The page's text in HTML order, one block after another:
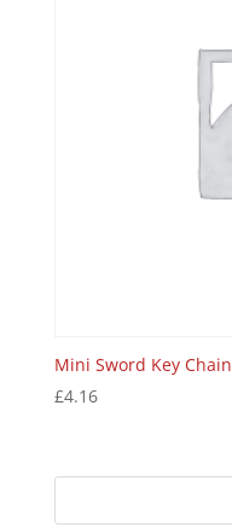
Mini Sword Key Chain
£4.16